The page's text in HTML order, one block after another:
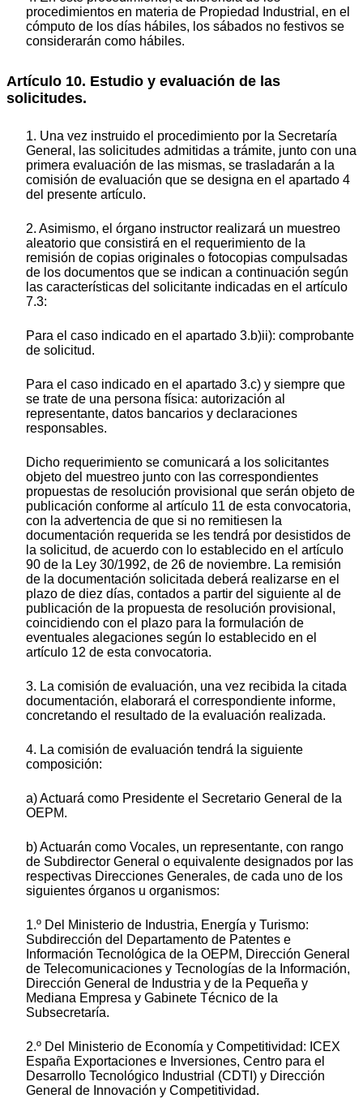
procedimientos en materia de Propiedad Industrial, en el
cómputo de los días hábiles, los sábados no festivos se
considerarán como hábiles.
Artículo 10. Estudio y evaluación de las
solicitudes.
1. Una vez instruido el procedimiento por la Secretaría
General, las solicitudes admitidas a trámite, junto con una
primera evaluación de las mismas, se trasladarán a la
comisión de evaluación que se designa en el apartado 4
del presente artículo.
2. Asimismo, el órgano instructor realizará un muestreo
aleatorio que consistirá en el requerimiento de la
remisión de copias originales o fotocopias compulsadas
de los documentos que se indican a continuación según
las características del solicitante indicadas en el artículo
7.3:
Para el caso indicado en el apartado 3.b)ii): comprobante
de solicitud.
Para el caso indicado en el apartado 3.c) y siempre que
se trate de una persona física: autorización al
representante, datos bancarios y declaraciones
responsables.
Dicho requerimiento se comunicará a los solicitantes
objeto del muestreo junto con las correspondientes
propuestas de resolución provisional que serán objeto de
publicación conforme al artículo 11 de esta convocatoria,
con la advertencia de que si no remitiesen la
documentación requerida se les tendrá por desistidos de
la solicitud, de acuerdo con lo establecido en el artículo
90 de la Ley 30/1992, de 26 de noviembre. La remisión
de la documentación solicitada deberá realizarse en el
plazo de diez días, contados a partir del siguiente al de
publicación de la propuesta de resolución provisional,
coincidiendo con el plazo para la formulación de
eventuales alegaciones según lo establecido en el
artículo 12 de esta convocatoria.
3. La comisión de evaluación, una vez recibida la citada
documentación, elaborará el correspondiente informe,
concretando el resultado de la evaluación realizada.
4. La comisión de evaluación tendrá la siguiente
composición:
a) Actuará como Presidente el Secretario General de la
OEPM.
b) Actuarán como Vocales, un representante, con rango
de Subdirector General o equivalente designados por las
respectivas Direcciones Generales, de cada uno de los
siguientes órganos u organismos:
1.º Del Ministerio de Industria, Energía y Turismo:
Subdirección del Departamento de Patentes e
Información Tecnológica de la OEPM, Dirección General
de Telecomunicaciones y Tecnologías de la Información,
Dirección General de Industria y de la Pequeña y
Mediana Empresa y Gabinete Técnico de la
Subsecretaría.
2.º Del Ministerio de Economía y Competitividad: ICEX
España Exportaciones e Inversiones, Centro para el
Desarrollo Tecnológico Industrial (CDTI) y Dirección
General de Innovación y Competitividad.